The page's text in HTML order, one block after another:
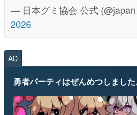
— 日本グミ協会 公式
2026
AD
勇者パーティはぜんめつしました